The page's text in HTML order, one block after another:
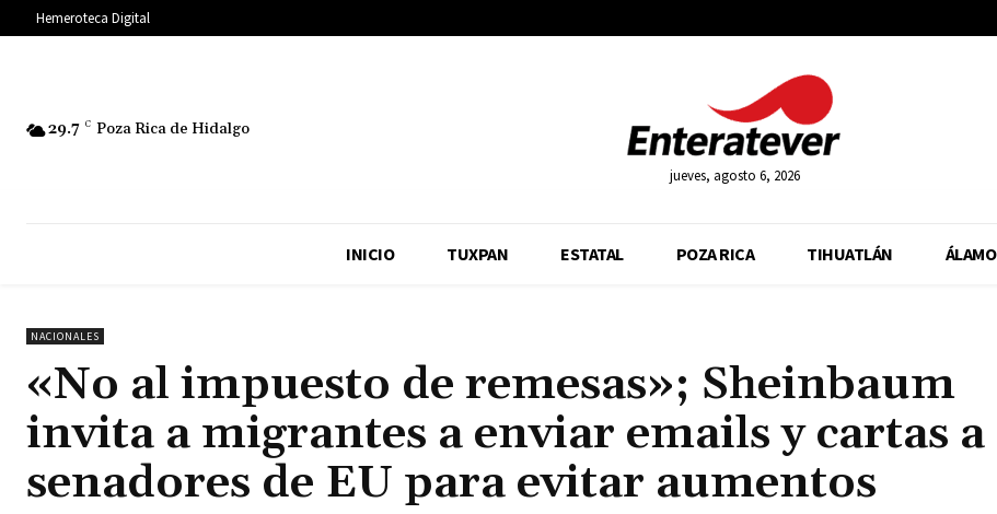
Hemeroteca Digital
29.7 C Poza Rica de Hidalgo
jueves, agosto 6, 2026
INICIO TUXPAN ESTATAL POZA RICA TIHUATLÁN ÁLAMO
NACIONALES
«No al impuesto de remesas»; Sheinbaum
invita a migrantes a enviar emails y cartas a
senadores de EU para evitar aumentos